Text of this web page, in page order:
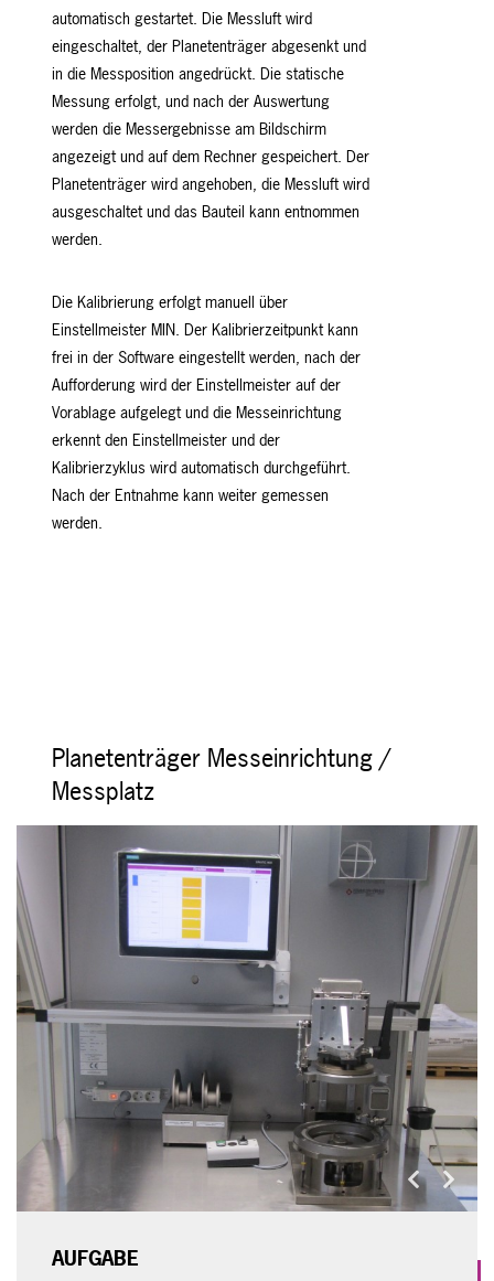
automatisch gestartet. Die Messluft wird
eingeschaltet, der Planetenträger abgesenkt und
in die Messposition angedrückt. Die statische
Messung erfolgt, und nach der Auswertung
werden die Messergebnisse am Bildschirm
angezeigt und auf dem Rechner gespeichert. Der
Planetenträger wird angehoben, die Messluft wird
ausgeschaltet und das Bauteil kann entnommen
werden.
Die Kalibrierung erfolgt manuell über
Einstellmeister MIN. Der Kalibrierzeitpunkt kann
frei in der Software eingestellt werden, nach der
Aufforderung wird der Einstellmeister auf der
Vorablage aufgelegt und die Messeinrichtung
erkennt den Einstellmeister und der
Kalibrierzyklus wird automatisch durchgeführt.
Nach der Entnahme kann weiter gemessen
werden.
Planetenträger Messeinrichtung /
Messplatz
AUFGABE
Previous
Next